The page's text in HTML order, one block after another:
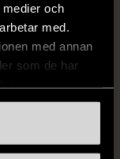
och
med.
med annan
som de har